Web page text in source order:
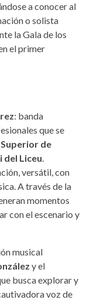
a conocer al
o solista
la Gala de los
el primer
: banda
que se
Superior de
Liceu.
versátil, con
A través de la
momentos
con el escenario y
musical
y el
busca explorar y
voz de